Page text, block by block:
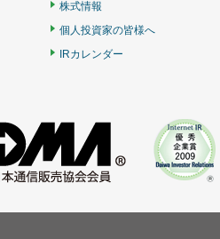
株式情報
個人投資家の皆様へ
IRカレンダー